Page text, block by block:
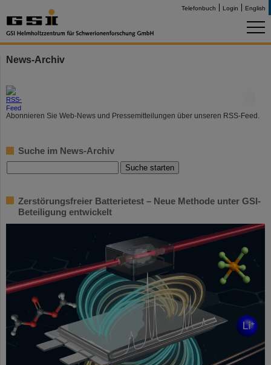
Telefonbuch Login English
News-Archiv
Abonnieren Sie Web-News und Pressemitteilungen über unseren RSS-Feed.
Suche im News-Archiv
Zerstörungsfreier Batterietest – Neue Methode unter GSI-
Beteiligung entwickelt